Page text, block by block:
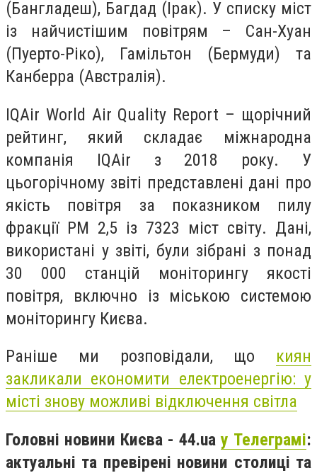
(Бангладеш), Багдад (Ірак). У списку міст
із найчистішим повітрям – Сан-Хуан
(Пуерто-Ріко), Гамільтон (Бермуди) та
Канберра (Австралія).
IQAir World Air Quality Report – щорічний
рейтинг, який складає міжнародна
компанія IQAir з 2018 року. У
цьогорічному звіті представлені дані про
якість повітря за показником пилу
фракції PM 2,5 із 7323 міст світу. Дані,
використані у звіті, були зібрані з понад
30 000 станцій моніторингу якості
повітря, включно із міською системою
моніторингу Києва.
Раніше ми розповідали, що киян
закликали економити електроенергію: у
місті знову можливі відключення світла
Головні новини Києва - 44.ua у Телеграмі:
актуальні та превірені новини столиці та